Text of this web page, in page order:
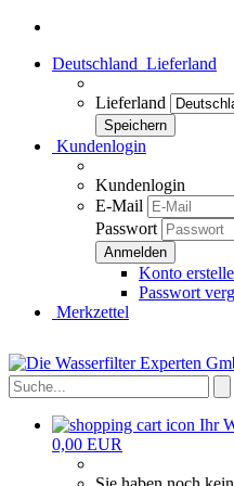
Deutschland Lieferland
Lieferland
Kundenlogin
Kundenlogin
E-Mail
Passwort
Konto
Passwort
Merkzettel
Ihr
0,00 EUR